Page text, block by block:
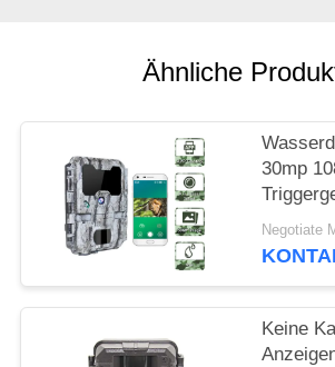
SITEMAP
Ähnliche
30mp
der
0.25s
Negotiate
Keine